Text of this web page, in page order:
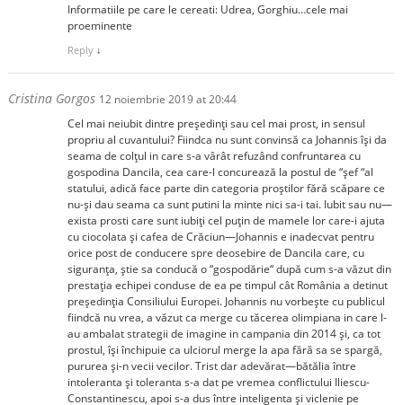
Informatiile pe care le cereati: Udrea, Gorghiu…cele mai
proeminente
Reply ↓
Cristina Gorgos 12 noiembrie 2019 at 20:44
Cel mai neiubit dintre președinți sau cel mai prost, in sensul
propriu al cuvantului? Fiindca nu sunt convinsă ca Johannis își da
seama de colțul in care s-a vârât refuzând confruntarea cu
gospodina Dancila, cea care-l concurează la postul de “șef “al
statului, adică face parte din categoria proștilor fără scăpare ce
nu-și dau seama ca sunt putini la minte nici sa-i tai. Iubit sau nu—
exista prosti care sunt iubiți cel puțin de mamele lor care-i ajuta
cu ciocolata și cafea de Crăciun—Johannis e inadecvat pentru
orice post de conducere spre deosebire de Dancila care, cu
siguranța, știe sa conducă o “gospodărie“ după cum s-a văzut din
prestația echipei conduse de ea pe timpul cât România a detinut
președinția Consiliului Europei. Johannis nu vorbește cu publicul
fiindcă nu vrea, a văzut ca merge cu tăcerea olimpiana in care l-
au ambalat strategii de imagine in campania din 2014 și, ca tot
prostul, își închipuie ca ulciorul merge la apa fără sa se spargă,
pururea și-n vecii vecilor. Trist dar adevărat—bătălia între
intoleranta și toleranta s-a dat pe vremea conflictului Iliescu-
Constantinescu, apoi s-a dus între inteligenta și viclenie pe